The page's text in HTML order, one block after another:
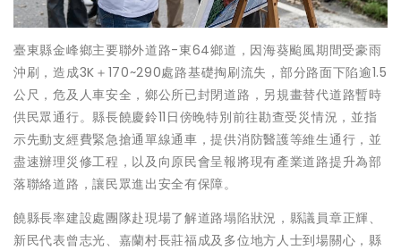
臺東縣金峰鄉主要聯外道路-東64鄉道，因海葵颱風期間受豪雨
沖刷，造成3K＋170~290處路基礎掏刷流失，部分路面下陷逾1.5
公尺，危及人車安全，鄉公所已封閉道路，另規畫替代道路暫時
供民眾通行。縣長饒慶鈴11日傍晚特別前往勘查受災情況，並指
示先動支經費緊急搶通單線通車，提供消防醫護等維生通行，並
盡速辦理災修工程，以及向原民會呈報將現有產業道路提升為部
落聯絡道路，讓民眾進出安全有保障。
饒縣長率建設處團隊赴現場了解道路塌陷狀況，縣議員章正輝、
新民代表曾志光、嘉蘭村長莊福成及多位地方人士到場關心，縣